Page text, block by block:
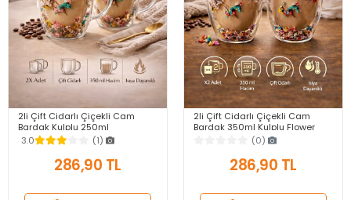
2li Çift Cidarlı Çiçekli Cam
Bardak Kulplu 250ml
Kurutulmuş Flower Meşrubat El
Yapımı Kahve Bardağı
3.0 (1)
286,90 TL
2li Çift Cidarlı Çiçekli Cam
Bardak 350ml Kulplu Flower
Cup Meşrubat El Yapımı Kahve
Sunum Bardağı
(0)
286,90 TL